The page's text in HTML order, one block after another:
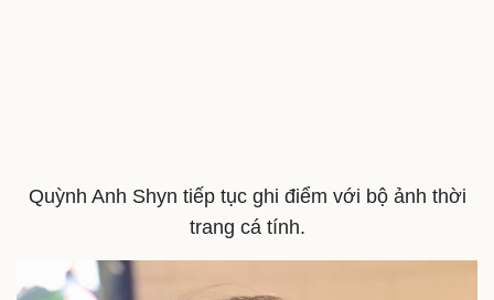
Thông tin doanh nghiệp
Doanh nghiệp 24h
Công nghệ
Sành điệu
Quỳnh Anh Shyn tiếp tục ghi điểm với bộ ảnh thời
trang cá tính.